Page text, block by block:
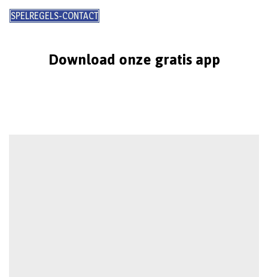
SPELREGELS-CONTACT
Download onze gratis app